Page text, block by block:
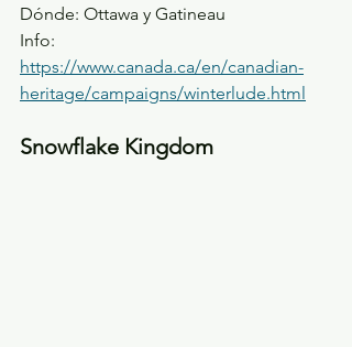
Dónde: Ottawa y Gatineau
Info:
https://www.canada.ca/en/canadian-
heritage/campaigns/winterlude.html
Snowflake Kingdom